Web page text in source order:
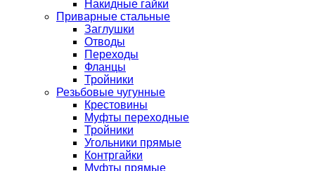
Накидные гайки
Приварные стальные
Заглушки
Отводы
Переходы
Фланцы
Тройники
Резьбовые чугунные
Крестовины
Муфты переходные
Тройники
Угольники прямые
Контргайки
Муфты прямые